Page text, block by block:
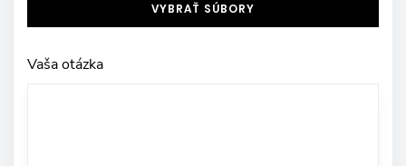
VYBRAŤ SÚBORY
Vaša otázka